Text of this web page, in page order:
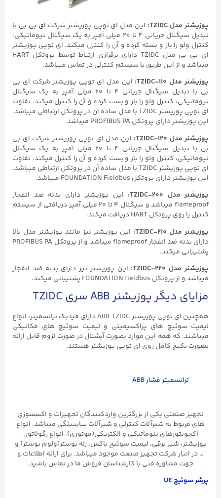
پوزیشنر مدل TZIDC: این مدل ای توپی پوزیشنر شرکت ای بی بی با
تبدیل سیگنال جریانی ۴ تا ۲۰ میلی آمپر به یک سیگنال نیوماتیکی،
کنترل ولو را باز و بسته کرده و آن را کنترل میکند. ای توپی پوزیشنر
ای بی بی مدل TZIDC دارای برقراری ارتباط توسط پروتکل HART
میباشد و از این طریق با سیستم کنترلی در تماس میباشد.
پوزیشنر مدل TZIDC-۱۱۰:
این مدل ای توپی پوزیشنر شرکت ای بی
بی با تبدیل سیگنال جریانی ۴ تا ۲۰ میلی آمپر به یک سیگنال
نیوماتیکی، کنترل ولو را باز و بست کرده و آن را کنترل میکند. تفاوت
ای توپی پوزیشنر TZIDC با مدل ساده آن در پروتکل ارتباطی میباشد.
این پوزیشنر دارای پروتکل PROFIBUS PA میباشد.
پوزیشنر مدل TZIDC-۱۲۰:
این مدل ای توپی پوزیشنر شرکت ای بی
بی با تبدیل سیگنال جریانی ۴ تا ۲۰ میلی آمپر به یک سیگنال
نیوماتیکی، کنترل ولو را باز و بست کرده و آن را کنترل میکند. تفاوت
ای توپی پوزیشنر TZIDC با مدل ساده آن در پروتکل ارتباطی میباشد.
این پوزیشنر دارای پروتکل FOUNDATION Fieldbus میباشد.
پوزیشنر مدل TZIDC-۲۰۰:
این پوزیشنر دارای بدنه ضد انفجار
flameproof میباشد و سیگنال ۴ تا ۲۰ میلی آمپر دریافتی از سیستم
کنترل را روی پروتکل HART دریافت میکند.
پوزیشنر مدل TZIDC-۲۱۰:
این پوزیشنر نیز مانند پوزیشنر مدل بالا
دارای بدنه ضد انفجار flameproof میباشد و از پروتکل PROFIBUS PA
پشتیبانی میکند.
پوزیشنر مدل TZIDC-۲۲۰:
این پوزیشنر نیز دارای بدنه ضد انفجار
میباشد و از پروتکل FOUNDATION fieldbus پشتیبانی میکند.
مزایای دیگر پوزیشنر ABB سری TZIDC
همچنین ای توپی پوزیشنر ABB TZIDC دارای فیدبک ترانسمیتر، انواع
لیمیت سوئیچ های پراکسیمیتی و لیمیت سوئیچ های مکانیکی
میباشند. که همه این موارد بصورت آپشنال در صورت لزوم قابل ارائه
بصورت پکیج کامل روی ای توپی پوزیشنر هستند.
ترانسمیتر فشار ABB
تجهیز صنعتی یکی از بزرگترین واردکنندگان تجهیزات و اکسسوزی
های مربوط به شیرآلات کنترلی و شیرآلات پیایپینگی میباشد. انواع
اکچویتورهای پنوماتیکی و الکتریکی(موتوری)، انواع رگولاتور،
پوزیشنر، شیر برقی، لیمیت سوئیچ باکس، رله بوستر(ولوم بوستر) و
… در انبار شرکت تجهیز صنعت موجود میباشد. برای ارائه اطلاعات و
جهت مشاوره فنی با کارشناسان فروش ما در تماس باشید.
پرشر سوئیچ UE